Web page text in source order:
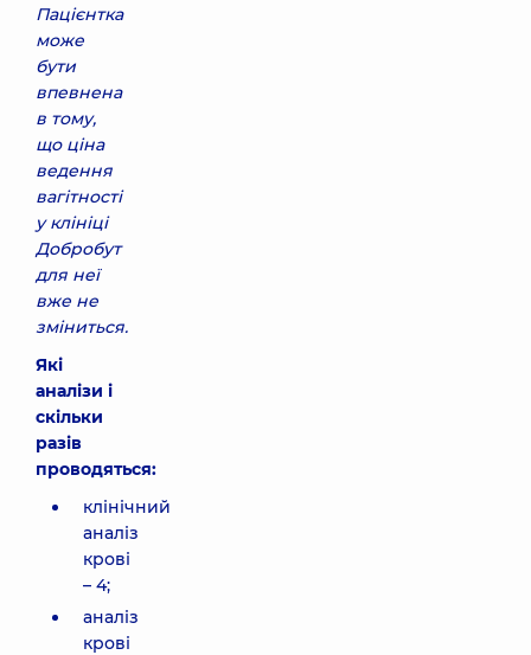
Пацієнтка
може
бути
впевнена
в тому,
що ціна
ведення
вагітності
у клініці
Добробут
для неї
вже не
зміниться.
Які
аналізи і
скільки
разів
проводяться:
клінічний
аналіз
крові
– 4;
аналіз
крові